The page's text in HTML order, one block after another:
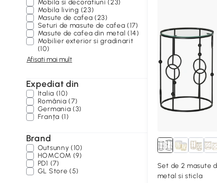
Mobila si decoratiuni (23)
Mobila living (23)
Masute de cafea (23)
Seturi de masute de cafea (17)
Masute de cafea din metal (14)
Mobilier exterior si gradinarit
(10)
Afisati mai mult
Expediat din
Italia (10)
România (7)
Germania (3)
Franța (1)
Brand
Outsunny (10)
HOMCOM (9)
PD1 (7)
GL Store (5)
Set de 2 masute
metal si sticla